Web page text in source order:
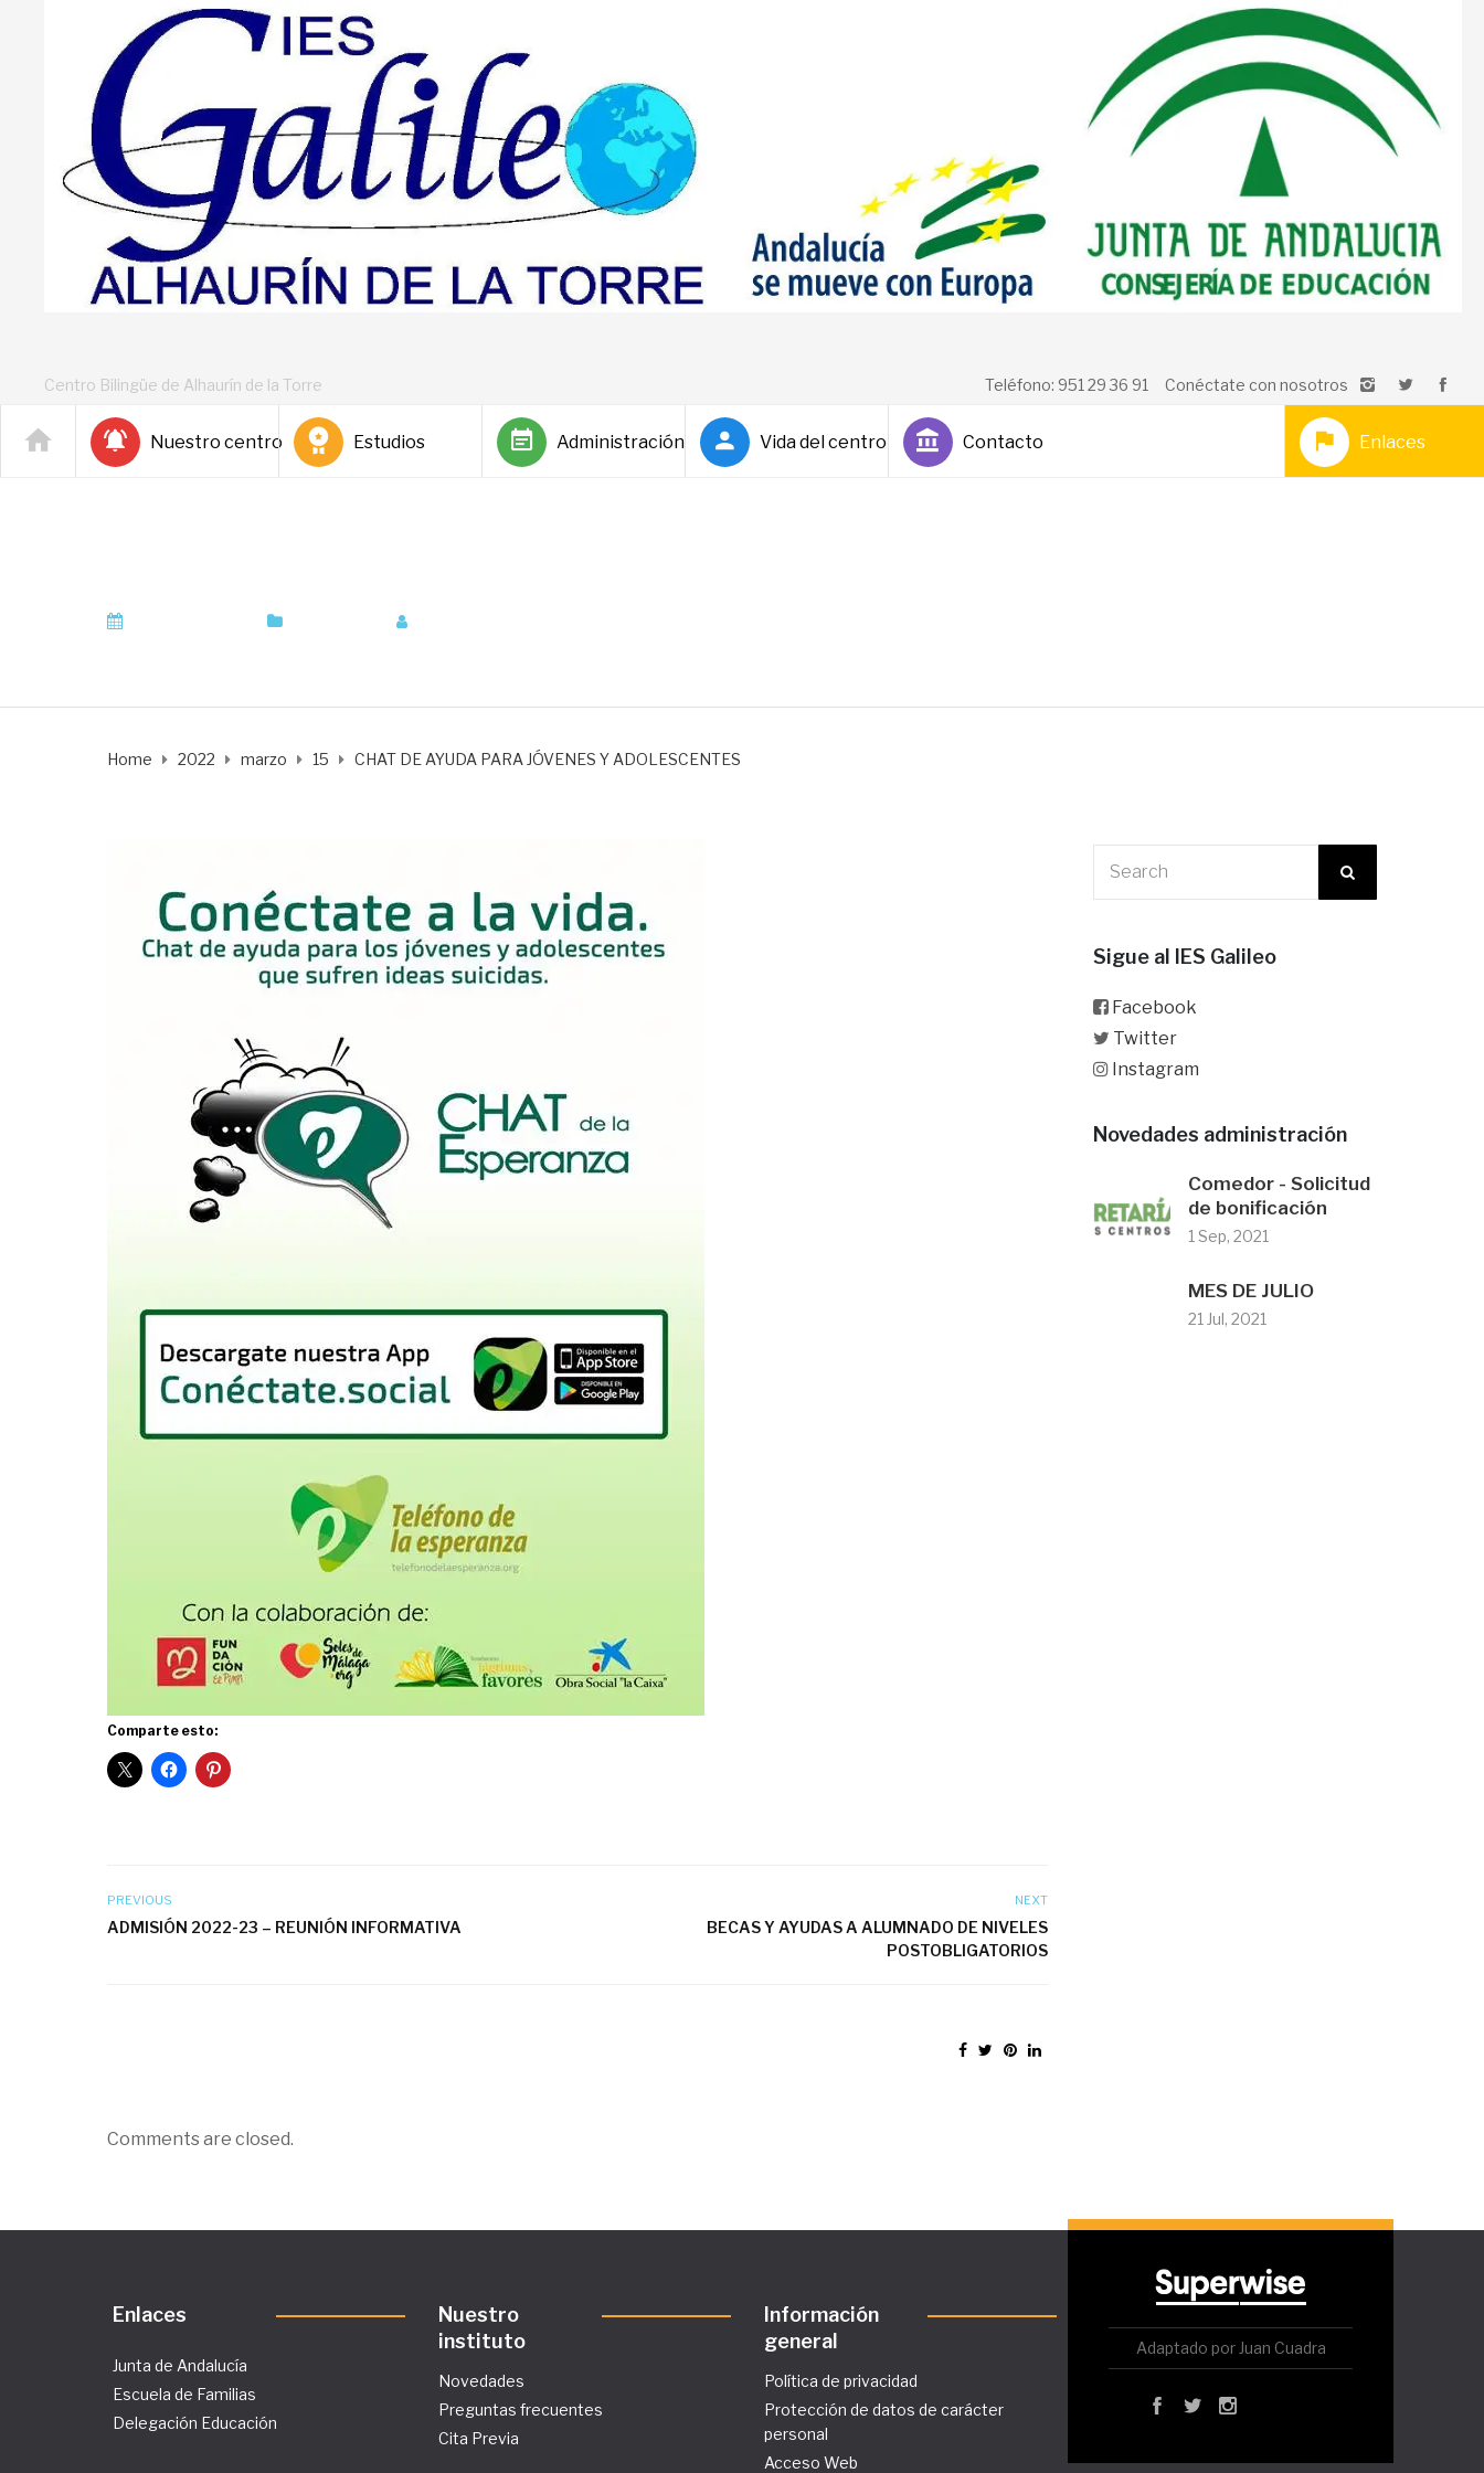
Conéctate con nosotros
Teléfono: 951 29 36 91
Centro Bilingüe de Alhaurín de la Torre
Nuestro centro Estudios Administración Vida del centro Contacto Enlaces
Home 2022 marzo 15 CHAT DE AYUDA PARA JÓVENES Y ADOLESCENTES
Comparte esto:
PREVIOUS
ADMISIÓN 2022-23 – REUNIÓN INFORMATIVA
NEXT
BECAS Y AYUDAS A ALUMNADO DE NIVELES
POSTOBLIGATORIOS
Comments are closed.
Sigue al IES Galileo
Facebook
Twitter
Instagram
Novedades administración
Comedor - Solicitud
de bonificación
1 Sep, 2021
MES DE JULIO
21 Jul, 2021
Enlaces
Junta de Andalucía
Escuela de Familias
Delegación Educación
Nuestro
instituto
Novedades
Preguntas frecuentes
Cita Previa
Información
general
Política de privacidad
Protección de datos de carácter
personal
Acceso Web
Adaptado por Juan Cuadra